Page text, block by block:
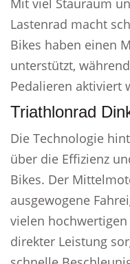
Mit viel Stauraum
Lastenrad macht
Bikes haben einen
unterstützt,
Pedalieren aktiviert
Triathlonrad
Die Technologie
über die Effizienz
Bikes. Der
ausgewogene
vielen
direkter Leistung